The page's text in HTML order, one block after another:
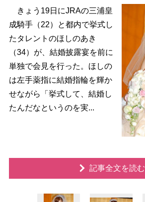
きょう19日にJRAの三浦皇
成騎手（22）と都内で挙式し
たタレントのほしのあき
（34）が、結婚披露宴を前に
単独で会見を行った。ほしの
は左手薬指に結婚指輪を輝か
せながら「挙式して、結婚し
たんだなというのを実...
記事全文を読む